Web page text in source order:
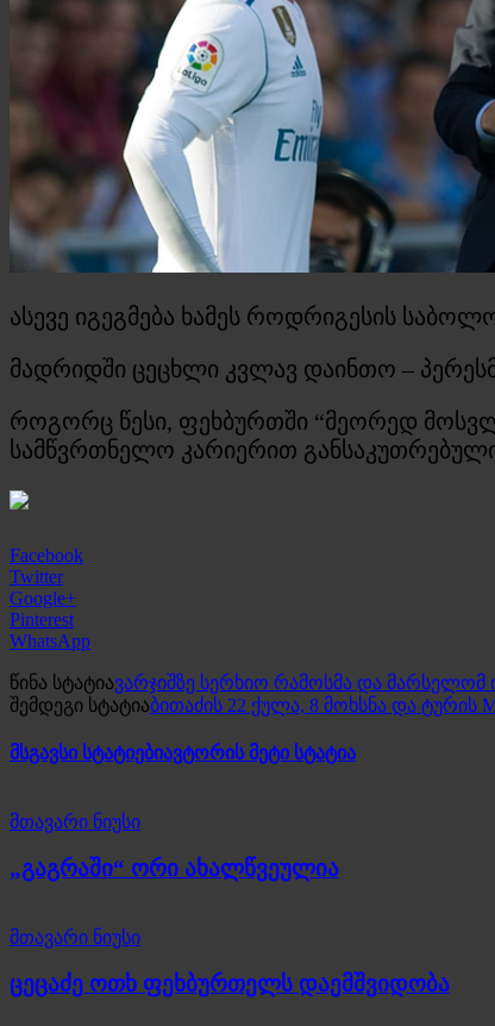
ასევე იგეგმება ხამეს როდრიგესის
მადრიდში ცეცხლი კვლავ დაინთო –
როგორც წესი, ფეხბურთში “მეორედ
სამწვრთნელო კარიერით
Facebook
Twitter
Google+
Pinterest
WhatsApp
წინა სტატიავარჯიშზე სერხიო რამოსმა და მარსელომ
შემდეგი სტატიაბითაძის 22 ქულა, 8 მოხსნა და
მსგავსი სტატიებიავტორის მეტი სტატია
მთავარი ნიუსი
„გაგრაში“ ორი ახალწვეულია
მთავარი ნიუსი
ცეცაძე ოთხ ფეხბურთელს დაემშვიდობა